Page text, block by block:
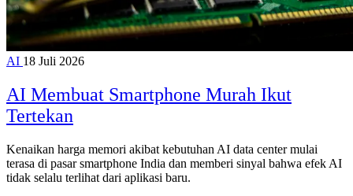
AI 18 Juli 2026
AI Membuat Smartphone Murah Ikut
Tertekan
Kenaikan harga memori akibat kebutuhan AI data center mulai
terasa di pasar smartphone India dan memberi sinyal bahwa efek AI
tidak selalu terlihat dari aplikasi baru.